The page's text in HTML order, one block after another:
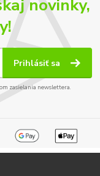
novinky,
Prihlásiť sa
zasielania newslettera.